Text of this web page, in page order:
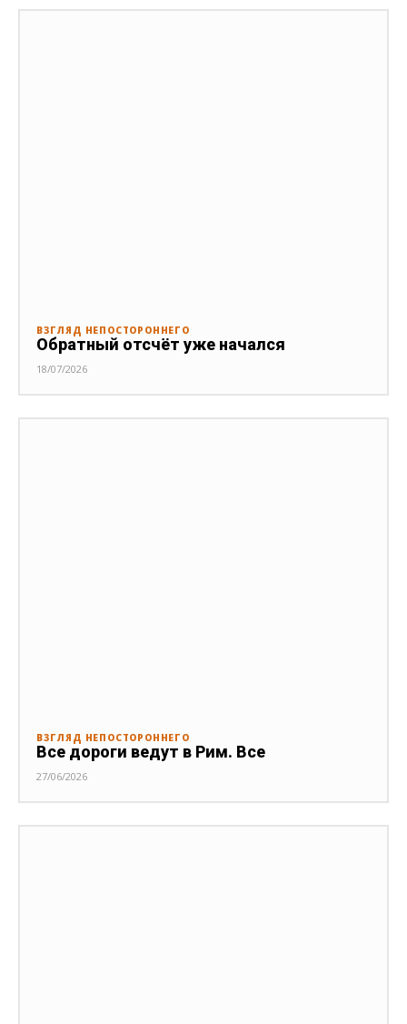
ВЗГЛЯД НЕПОСТОРОННЕГО
Обратный отсчёт уже начался
18/07/2026
ВЗГЛЯД НЕПОСТОРОННЕГО
Все дороги ведут в Рим. Все
27/06/2026